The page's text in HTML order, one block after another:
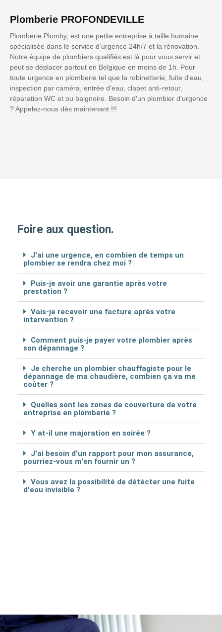
Plomberie PROFONDEVILLE
Plomberie Plomby, est une petite entreprise à taille humaine
spécialisée dans le service d’urgence 24h/7 et la rénovation.
Notre équipe de plombiers qualifiés est là pour vous servir et
peut se déplacer partout en Belgique en moins de 1h. Pour
toute urgence en plomberie tel que la robinetterie, fuite d'eau,
inspection par caméra, entrée d'eau, clapet anti-retour,
réparation WC et ou baignoire. Besoin d'un plombier d'urgence
? Appelez-nous dès maintenant !!!
Foire aux question.
J'ai une urgence, en combien de temps un
plombier se rendra chez moi ?
Puis-je avoir une garantie après votre
prestation ?
Vais-je recevoir une facture après votre
intervention ?
Comment puis-je payer votre plombier après
son dépannage ?
Je cherche un plombier chauffagiste pour le
dépannage de ma chaudière, combien ça va me
coûter ?
Quelles sont les zones de couverture de votre
entreprise en plomberie ?
Y at-il une majoration en soirée ?
J'ai besoin d'un rapport pour mon assurance,
pourriez-vous m'en fournir un ?
Vous avez la possibilité de détécter une fuite
d'eau invisible ?